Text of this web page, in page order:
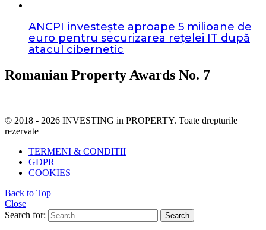
ANCPI investește aproape 5 milioane de
euro pentru securizarea rețelei IT după
atacul cibernetic
Romanian Property Awards No. 7
© 2018 - 2026 INVESTING in PROPERTY. Toate drepturile
rezervate
TERMENI & CONDITII
GDPR
COOKIES
Back to Top
Close
Search for:
Search